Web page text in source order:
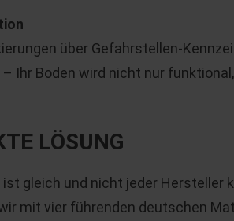
über Gefahrstellen-
Ihr Boden wird nicht nur
LÖSUNG
gleich und nicht jeder Hersteller
mit vier führenden deutschen